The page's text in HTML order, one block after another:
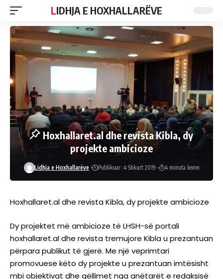
LIDHJA E HOXHALLARËVE
Hoxhallaret.al dhe revista Kibla, dy
projekte ambicioze
Lidhja e Hoxhallarëve Publikuar: 4 Shkurt 2019 4 minuta lexim
Hoxhallaret.al dhe revista Kibla, dy projekte ambicioze
Dy projektet më ambicioze të LHSH-së portali
hoxhallaret.al dhe revista tremujore Kibla u prezantuan
përpara publikut të gjerë. Me një veprimtari
promovuese këto dy projekte u prezantuan imtësisht
mbi objektivat dhe qëllimet nga anëtarët e redaksisë